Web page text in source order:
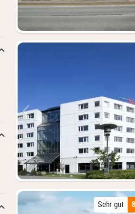
Vorheriges Bild
Sehr gut